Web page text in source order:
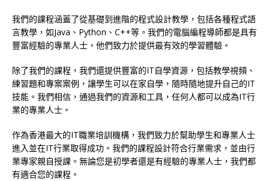
我們的課程涵蓋了從基礎到進階的程式設計教學，包括各種程式語
言教學，如Java、Python、C++等。我們的電腦編程導師都是具有
豐富經驗的專業人士，他們致力於提供最有效的學習體驗。
除了我們的課程，我們還提供豐富的IT自學資源，包括教學視頻、
練習題和專案案例，讓學生可以在家自學，隨時隨地提升自己的IT
技能。我們相信，通過我們的資源和工具，任何人都可以成為IT行
業的專業人士。
作為香港最大的IT職業培訓機構，我們致力於幫助學生和專業人士
進入並在IT行業取得成功。我們的課程設計符合行業需求，並由行
業專家親自授課。無論您是初學者還是有經驗的專業人士，我們都
有適合您的課程。